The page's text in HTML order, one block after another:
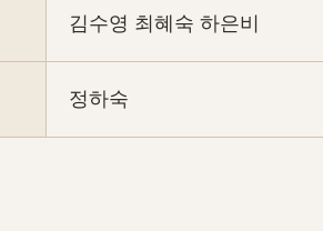
김수영 최혜숙 하은비
정하숙